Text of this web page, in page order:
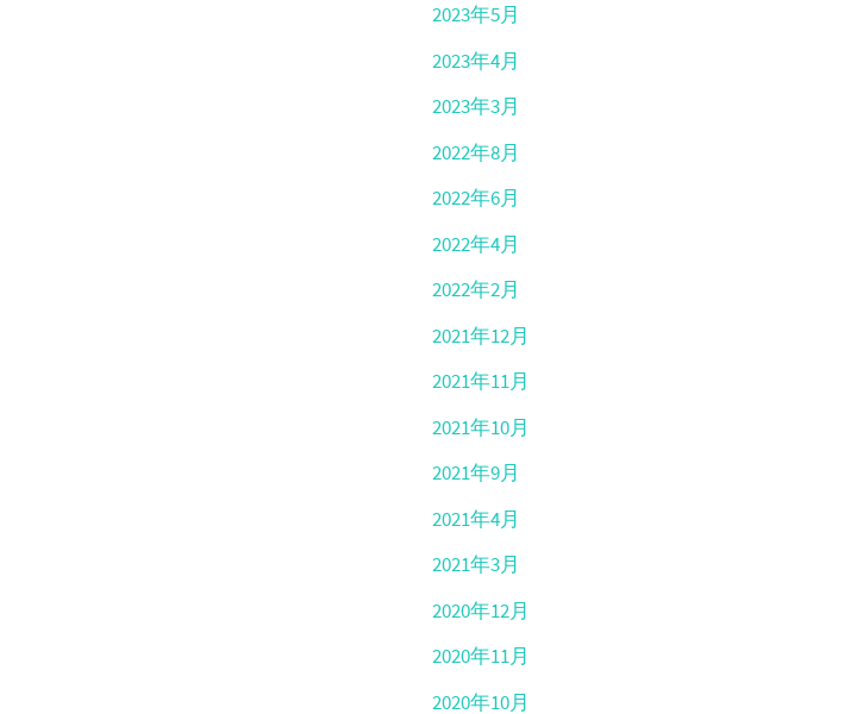
2023年5月
2023年4月
2023年3月
2022年8月
2022年6月
2022年4月
2022年2月
2021年12月
2021年11月
2021年10月
2021年9月
2021年4月
2021年3月
2020年12月
2020年11月
2020年10月